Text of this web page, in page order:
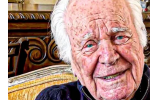
ಚಂದ್ರ ಗ್ರಹಣದ ದಿನವೇ ರಕ್ಷಾ
ಸಿಂಹ